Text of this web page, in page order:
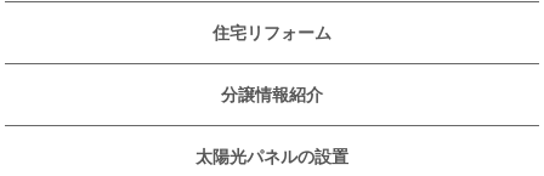
住宅リフォーム
分譲情報紹介
太陽光パネルの設置